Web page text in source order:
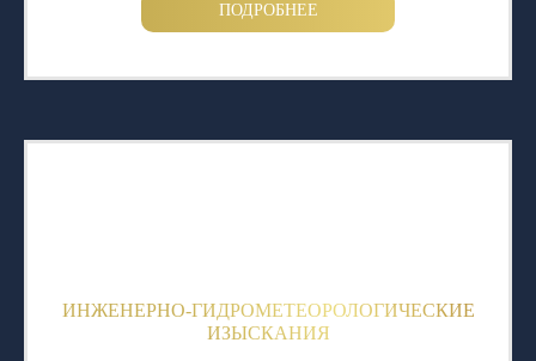
ПОДРОБНЕЕ
ИНЖЕНЕРНО-ГИДРОМЕТЕОРОЛОГИЧЕСКИЕ
ИЗЫСКАНИЯ